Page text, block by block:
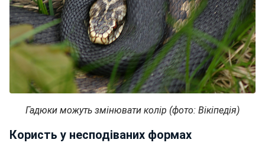
Гадюки можуть змінювати колір (фото: Вікіпедія)
Користь у несподіваних формах